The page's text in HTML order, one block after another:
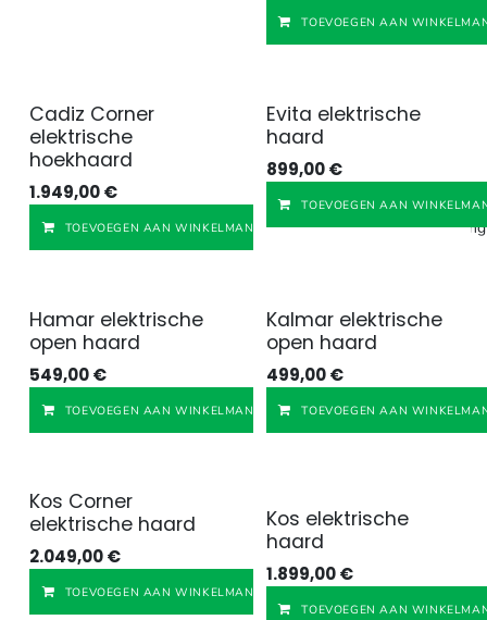
TOEVOEGEN AAN
Cadiz Corner
elektrische
hoekhaard
1.949,00€
TOEVOEGEN AAN WINKELMANDJE Toevoegen aan
Evita elektrische
haard
899,00€
TOEVOEGEN AAN
Hamar elektrische
open haard
549,00€
TOEVOEGEN AAN WINKELMANDJE Toevoegen
Kalmar elektrische
open haard
499,00€
TOEVOEGEN AAN
Kos Corner
elektrische haard
2.049,00€
TOEVOEGEN AAN WINKELMANDJE Toevoegen aan
Kos elektrische
haard
1.899,00€
TOEVOEGEN AAN